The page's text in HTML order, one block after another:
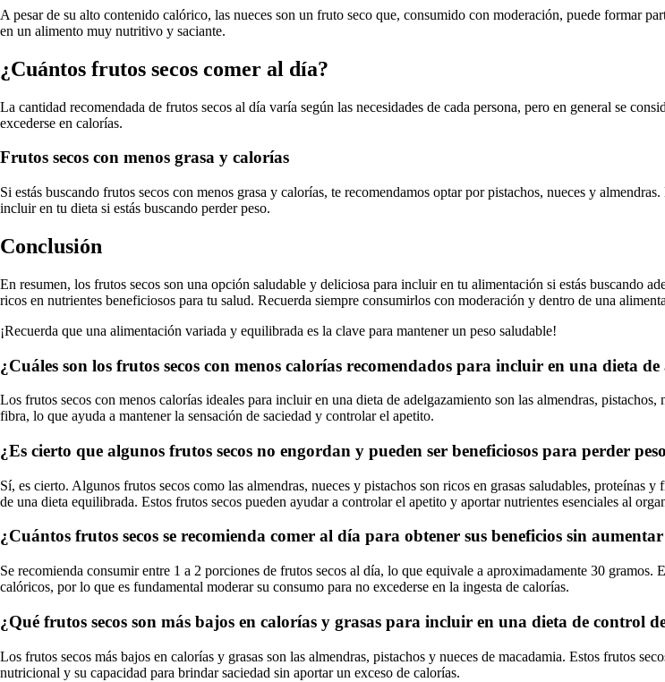
A pesar de su alto contenido calórico, las nueces son un fruto seco que, consumido con moderación, puede formar
en un alimento muy nutritivo y saciante.
¿Cuántos frutos secos comer al día?
La cantidad recomendada de frutos secos al día varía según las necesidades de cada persona, pero en general se
excederse en calorías.
Frutos secos con menos grasa y calorías
Si estás buscando frutos secos con menos grasa y calorías, te recomendamos optar por pistachos, nueces y
incluir en tu dieta si estás buscando perder peso.
Conclusión
En resumen, los frutos secos son una opción saludable y deliciosa para incluir en tu alimentación si estás buscando
ricos en nutrientes beneficiosos para tu salud. Recuerda siempre consumirlos con moderación y dentro de una
¡Recuerda que una alimentación variada y equilibrada es la clave para mantener un peso saludable!
¿Cuáles son los frutos secos con menos calorías recomendados para incluir en una dieta
Los frutos secos con menos calorías ideales para incluir en una dieta de adelgazamiento son las almendras,
fibra, lo que ayuda a mantener la sensación de saciedad y controlar el apetito.
¿Es cierto que algunos frutos secos no engordan y pueden ser beneficiosos para perder
Sí, es cierto. Algunos frutos secos como las almendras, nueces y pistachos son ricos en grasas saludables,
de una dieta equilibrada. Estos frutos secos pueden ayudar a controlar el apetito y aportar nutrientes esenciales al
¿Cuántos frutos secos se recomienda comer al día para obtener sus beneficios sin aumentar
Se recomienda consumir entre 1 a 2 porciones de frutos secos al día, lo que equivale a aproximadamente 30
calóricos, por lo que es fundamental moderar su consumo para no excederse en la ingesta de calorías.
¿Qué frutos secos son más bajos en calorías y grasas para incluir en una dieta de control
Los frutos secos más bajos en calorías y grasas son las almendras, pistachos y nueces de macadamia. Estos frutos
nutricional y su capacidad para brindar saciedad sin aportar un exceso de calorías.